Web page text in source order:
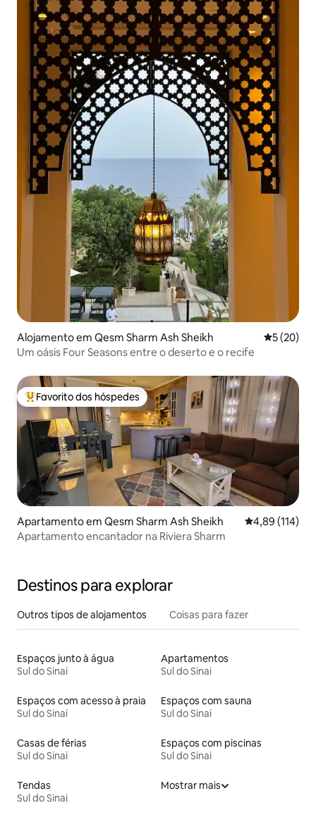
Alojamento em Qesm Sharm Ash Sheikh
5 (20)
Um oásis Four Seasons entre o deserto e o recife
Favoritos dos hóspedes mais apreciados
Favorito dos hóspedes
Apartamento em Qesm Sharm Ash Sheikh Classificação
4,89 (114)
Apartamento encantador na Riviera Sharm
Destinos para explorar
Outros tipos de alojamentos Coisas para fazer
Espaços junto à água
Sul do Sinai
Apartamentos
Sul do Sinai
Espaços com acesso à praia
Sul do Sinai
Espaços com sauna
Sul do Sinai
Casas de férias
Sul do Sinai
Espaços com piscinas
Sul do Sinai
Tendas
Sul do Sinai
Mostrar mais